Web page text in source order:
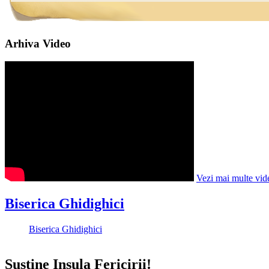
Arhiva Video
Vezi mai multe
Biserica Ghidighici
Biserica Ghidighici
Susține Insula Fericirii!